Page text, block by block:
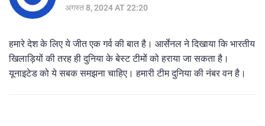
अगस्त 8, 2024 AT 22:20
हमारे देश के लिए ये जीत एक गर्व की बात है। आर्सेनल ने दिखाया कि भारतीय
खिलाड़ियों की तरह ही दुनिया के बेस्ट टीमों को हराया जा सकता है।
यूनाइटेड को ये सबक समझना चाहिए। हमारी टीम दुनिया की नंबर वन है।